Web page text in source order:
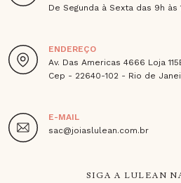
De Segunda à Sexta das 9h às
ENDEREÇO
Av. Das Americas 4666 Loja
Cep - 22640-102 - Rio de
E-MAIL
sac@joiaslulean.com.br
SIGA A LULEAN